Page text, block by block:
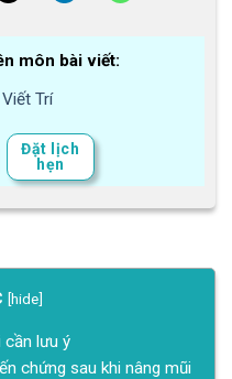
môn bài viết:
Trí
Đặt lịch
hẹn
[hide]
cần lưu ý
chứng sau khi nâng mũi